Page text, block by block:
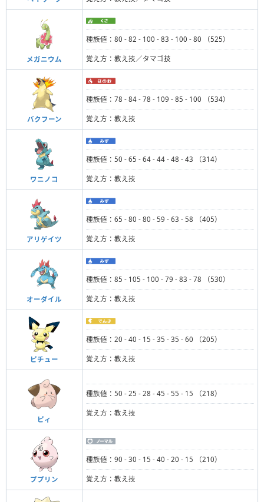
メガニウム
種族値：80 - 82 - 100 - 83 - 100 - 80 （525）
覚え方：教え技／タマゴ技
バクフーン
種族値：78 - 84 - 78 - 109 - 85 - 100 （534）
覚え方：教え技
ワニノコ
種族値：50 - 65 - 64 - 44 - 48 - 43 （314）
覚え方：教え技
アリゲイツ
種族値：65 - 80 - 80 - 59 - 63 - 58 （405）
覚え方：教え技
オーダイル
種族値：85 - 105 - 100 - 79 - 83 - 78 （530）
覚え方：教え技
ピチュー
種族値：20 - 40 - 15 - 35 - 35 - 60 （205）
覚え方：教え技
ピィ
種族値：50 - 25 - 28 - 45 - 55 - 15 （218）
覚え方：教え技
ププリン
種族値：90 - 30 - 15 - 40 - 20 - 15 （210）
覚え方：教え技